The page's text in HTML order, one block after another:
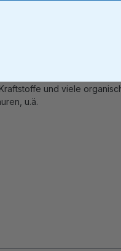
und viele
u.ä.